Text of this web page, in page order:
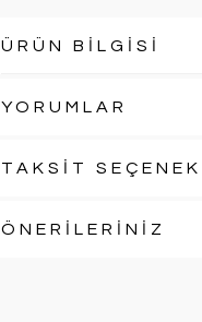
ÜRÜN BİLGİSİ
YORUMLAR
TAKSİT
ÖNERİLERİNİZ